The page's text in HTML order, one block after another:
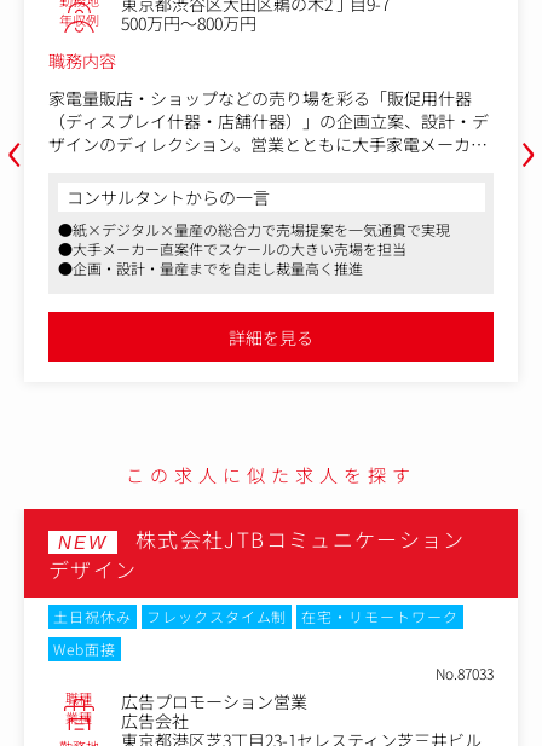
‹
年収例
500万円～800万円
職務内容
家電量販店・ショップなどの売り場を彩る「販促用什器
（ディスプレイ什器・店舗什器）」の企画立案、設計・デ
ザインのディレクション。営業とともに大手家電メーカー
ら、什器の企画提案・設計・デザイン、量産まで一連のデ
ィレクションを担当。営業や社内のクリエイティブ部門と
も連携しながらプロジェクトを推進します。
〈具体例〉
・営業との連携による顧客ヒアリング・什器企画・提案
コンサルタントからの一言
●紙×デジタル×量産の総合力で売場提案を一気通貫で実現
●大手メーカー直案件でスケールの大きい売場を担当
●企画・設計・量産までを自走し裁量高く推進
詳細を見る
›
この求人に似た求人を探す
NEW
株式会社JTBコミュニケーション
デザイン
土日祝休み フレックスタイム制
在宅・リモートワーク
Web面接
No.87033
職種 広告プロモーション営業
業種 広告会社
東京都港区芝3丁目23-1セレスティン芝三井ビル